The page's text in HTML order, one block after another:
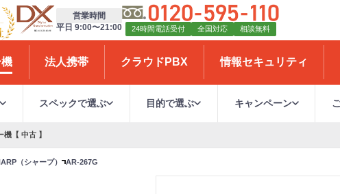
営業時間
平日 9:00〜21:00
24時間電話受付 全国対応 相談無料
法人携帯 クラウドPBX 情報セキュリティ
スペックで選ぶ 目的で選ぶ キャンペーン
【 中古 】
（シャープ） AR-267G